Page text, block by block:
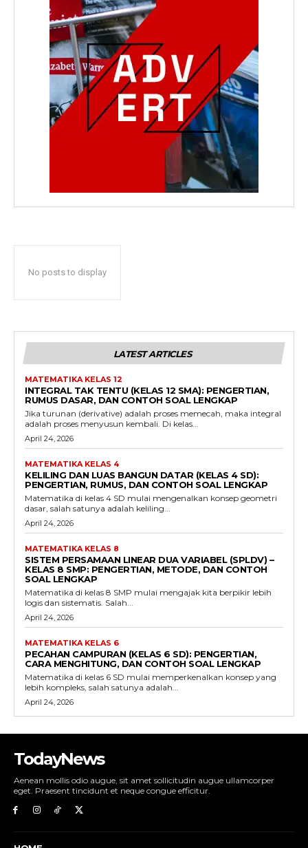
No posts to display
LATEST ARTICLES
MATEMATIKA KELAS 12
INTEGRAL TAK TENTU (KELAS 12 SMA): PENGERTIAN,
RUMUS DASAR, DAN CONTOH SOAL LENGKAP
Jika turunan (derivative) adalah proses memecah, maka integral
adalah proses menyusun kembali. Di kelas...
April 24, 2026
MATEMATIKA KELAS 4
KELILING DAN LUAS BANGUN DATAR (KELAS 4 SD):
PENGERTIAN, RUMUS, DAN CONTOH SOAL LENGKAP
Matematika di kelas 4 SD mulai mengenalkan konsep geometri
dasar, salah satunya adalah keliling...
April 24, 2026
MATEMATIKA KELAS 8
SISTEM PERSAMAAN LINEAR DUA VARIABEL (SPLDV) –
KELAS 8 SMP: PENGERTIAN, METODE, DAN CONTOH
SOAL LENGKAP
Matematika di kelas 8 SMP mulai mengajak kita berpikir lebih
logis dan sistematis. Salah...
April 24, 2026
MATEMATIKA KELAS 6
PECAHAN CAMPURAN (KELAS 6 SD): PENGERTIAN,
CARA MENGHITUNG, DAN CONTOH SOAL LENGKAP
Matematika di kelas 6 SD mulai memperkenalkan konsep yang
lebih kompleks, salah satunya adalah...
April 24, 2026
TodayNews
Aenean mollis odio augue, sit amet sollicitudin augue ullamcorper
eget. Praesent tincidunt et neque congue efficitur.